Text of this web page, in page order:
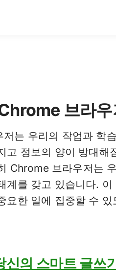
브라
저는 우리의 작업과 학
고 정보의 양이 방대
Chrome 브라우저는
계를 갖고 있습니다.
요한 일에 집중할 수
신의 스마트 글쓰